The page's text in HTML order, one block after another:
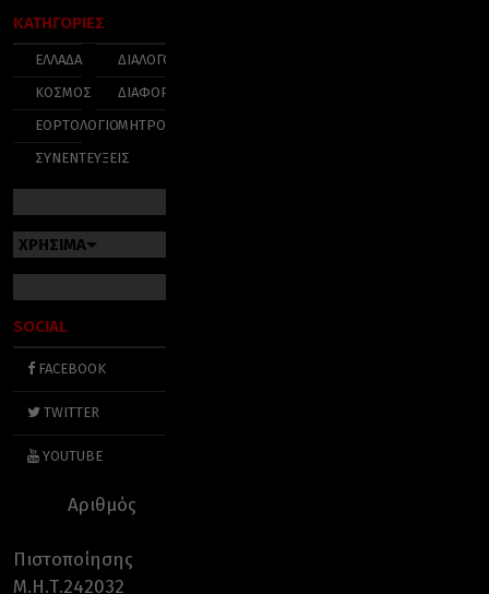
ΚΑΤΗΓΟΡΙΕΣ
ΕΛΛΑΔΑ
ΚΟΣΜΟΣ
ΕΟΡΤΟΛΟΓΙΟ
ΣΥΝΕΝΤΕΥΞΕΙΣ
ΔΙΑΛΟΓΟΣ
ΔΙΑΦΟΡΑ
ΜΗΤΡΟΠΟΛΕΙΣ
ΧΡΗΣΙΜΑ
SOCIAL
FACEBOOK
TWITTER
YOUTUBE
Αριθμός
Πιστοποίησης
Μ.Η.Τ.242032